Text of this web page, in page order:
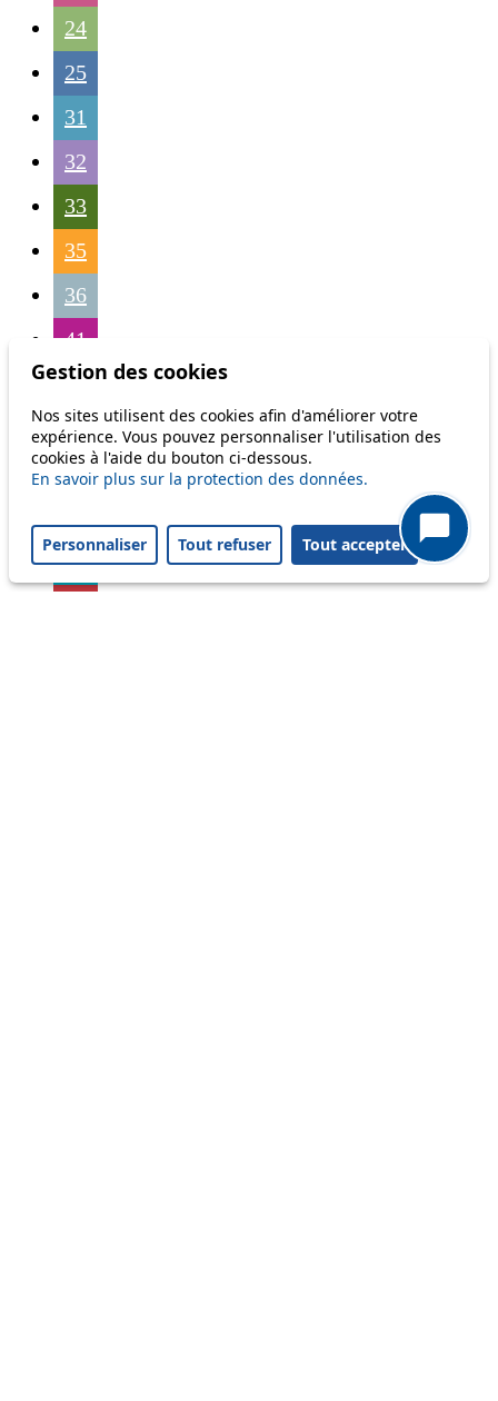
24
25
31
32
33
35
36
41
45
46
54
58
Gestion des cookies
Nos sites utilisent des cookies afin d'améliorer votre
expérience. Vous pouvez personnaliser l'utilisation des
cookies à l'aide du bouton ci-dessous.
En savoir plus sur la protection des données.
Personnaliser Tout refuser Tout accepter